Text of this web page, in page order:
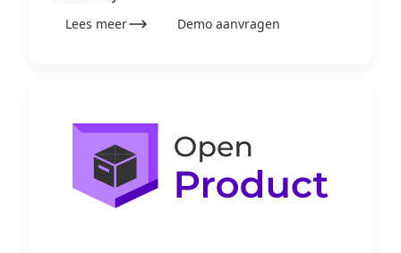
Lees meer
Demo aanvragen